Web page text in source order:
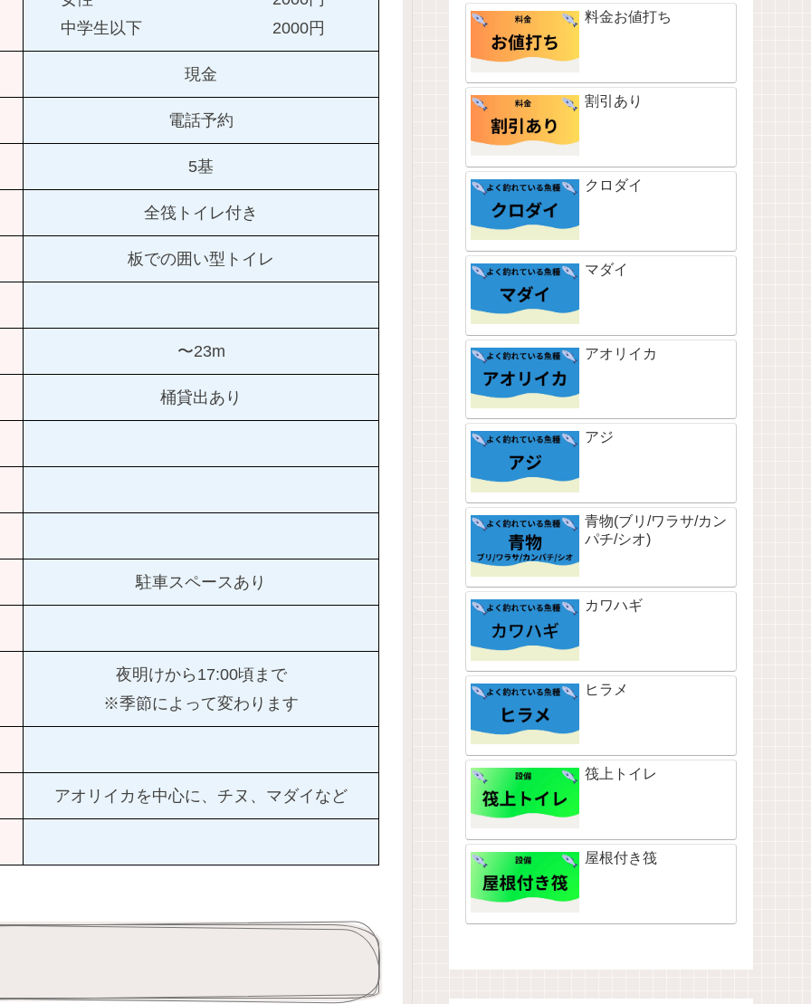
中学生以下 2000円
現金
電話予約
5基
全筏トイレ付き
板での囲い型トイレ
〜23m
桶貸出あり
駐車スペースあり
夜明けから17:00頃まで
※季節によって変わります
アオリイカを中心に、チヌ、マダイなど
料金お値打ち
割引あり
クロダイ
マダイ
アオリイカ
アジ
青物(ブリ/ワラサ/カン
パチ/シオ)
カワハギ
ヒラメ
筏上トイレ
屋根付き筏